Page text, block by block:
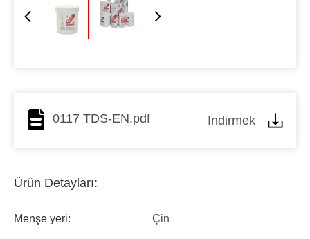
0117 TDS-EN.pdf Indirmek
Ürün Detayları:
Menşe yeri: Çin